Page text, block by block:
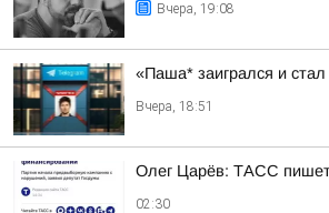
Вчера, 19:08
«Паша* заигрался и
Вчера, 18:51
Олег Царёв: ТАСС
02:30